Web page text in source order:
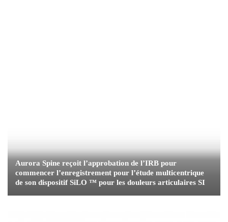
Aurora Spine reçoit l’approbation de l’IRB pour
commencer l’enregistrement pour l’étude multicentrique
de son dispositif SiLO ™ pour les douleurs articulaires SI